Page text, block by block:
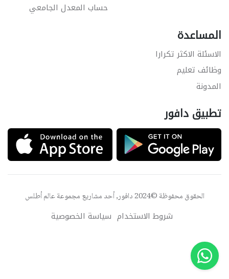
حساب المعدل الجامعي
المساعدة
الاسئلة الاكثر تكرارا
وظائف تعليم
المدونة
تطبيق دافور
الحقوق محفوظة ©2024 دافور, أحد مشاريع مجموعة عالم أطلس
شروط الاستخدام سياسة الخصوصية